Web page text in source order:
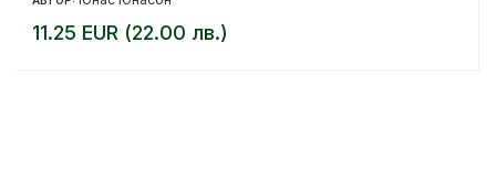
11.25 EUR (22.00 лв.)